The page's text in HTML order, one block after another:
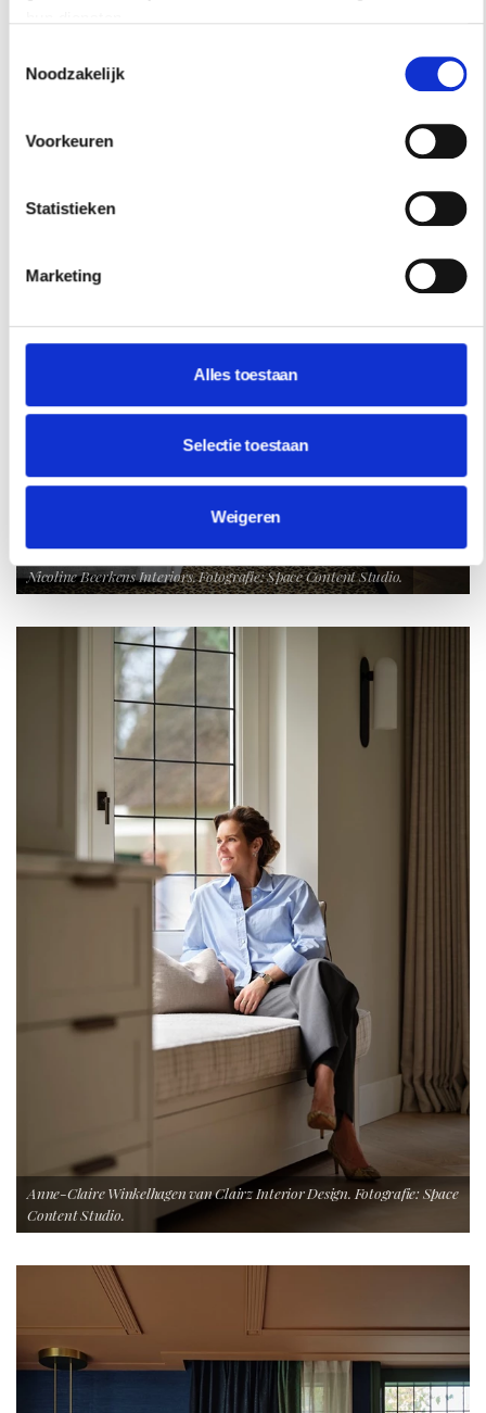
Noodzakelijk
Voorkeuren
Statistieken
Marketing
Alles toestaan
Selectie toestaan
Weigeren
Nicoline Beerkens Interiors. Fotografie: Space Content Studio.
Anne-Claire Winkelhagen van Clairz Interior Design. Fotografie: Space
Content Studio.